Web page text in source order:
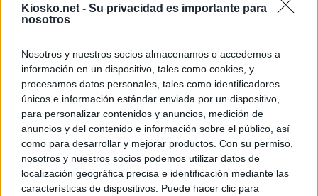
Kiosko.net - Su privacidad es importante para
nosotros
Nosotros y nuestros socios almacenamos o accedemos a
información en un dispositivo, tales como cookies, y
procesamos datos personales, tales como identificadores
únicos e información estándar enviada por un dispositivo,
para personalizar contenidos y anuncios, medición de
anuncios y del contenido e información sobre el público, así
como para desarrollar y mejorar productos. Con su permiso,
nosotros y nuestros socios podemos utilizar datos de
localización geográfica precisa e identificación mediante las
características de dispositivos. Puede hacer clic para